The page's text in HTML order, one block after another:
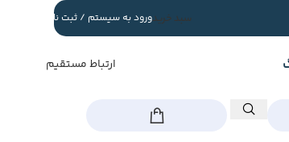
سبد خریدورود به سیستم / ثبت نام
ارتباط مستقیم